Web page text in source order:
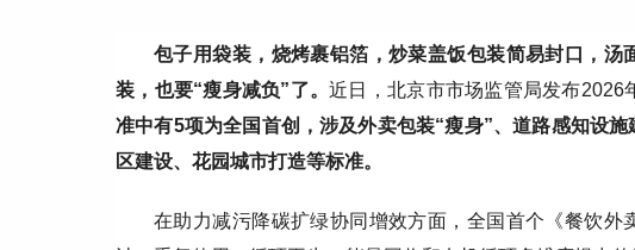
包子用袋装，烧烤裹铝箔，炒菜盖饭包装简易封口，
装，也要“瘦身减负”了。近日，北京市市场监管局发布2026
准中有5项为全国首创，涉及外卖包装“瘦身”、道路感知设
区建设、花园城市打造等标准。
在助力减污降碳扩绿协同增效方面，全国首个《餐饮